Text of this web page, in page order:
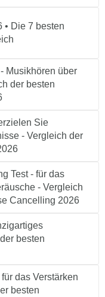
• Die 7 besten
Musikhören über
der besten
Sie
- Vergleich der
Test - für das
- Vergleich
Cancelling 2026
besten
das Verstärken
besten